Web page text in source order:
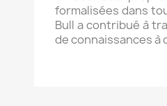
formalisées dans
Bull a contribué à
de connaissances à